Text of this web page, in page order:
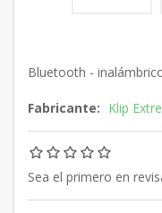
Bluetooth -
Fabricante: Klip
Sea el primero en